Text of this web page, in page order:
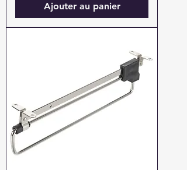
Ajouter au panier